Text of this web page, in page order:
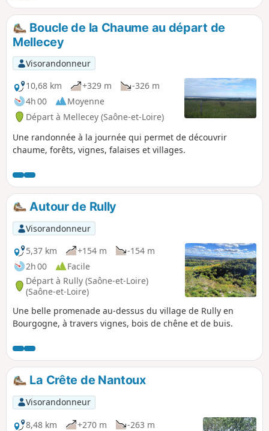
depuis la vallée des Vaux jusqu'au Mont Brogny, en passant
par le Mont Avril. Une infidélité au GR® 7 permet de
découvrir une manufacture qui exporte ses oeuvres d'art
dans le monde entier et de faire une pause au restaurant.
Boucle de la Chaume au départ de
Mellecey
Visorandonneur
10,68 km
+329 m
-326 m
4h 00
Moyenne
Départ à Mellecey (Saône-et-Loire)
Une randonnée à la journée qui permet de découvrir
chaume, forêts, vignes, falaises et villages.
Autour de Rully
Visorandonneur
5,37 km
+154 m
-154 m
2h 00
Facile
Départ à Rully (Saône-et-Loire)
(Saône-et-Loire)
Une belle promenade au-dessus du village de Rully en
Bourgogne, à travers vignes, bois de chêne et de buis.
La Crête de Nantoux
Visorandonneur
8,48 km
+270 m
-263 m